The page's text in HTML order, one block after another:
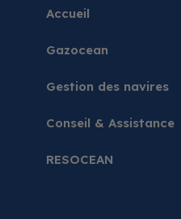
Accueil
Gazocean
Gestion des navires
Conseil & Assistance
RESOCEAN